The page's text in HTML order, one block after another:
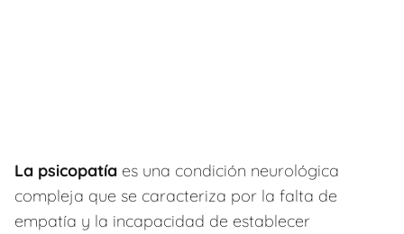
La psicopatía es una condición neurológica
compleja que se caracteriza por la falta de
empatía y la incapacidad de establecer